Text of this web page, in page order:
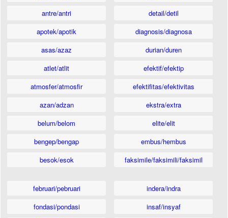
antre/antri
apotek/apotik
asas/azaz
atlet/atlit
atmosfer/atmosfir
azan/adzan
belum/belom
bengep/bengap
besok/esok
detail/detil
diagnosis/diagnosa
durian/duren
efektif/efektip
efektifitas/efektivitas
ekstra/extra
elite/elit
embus/hembus
faksimile/faksimili/faksimil
februari/pebruari
fondasi/pondasi
indera/indra
insaf/insyaf